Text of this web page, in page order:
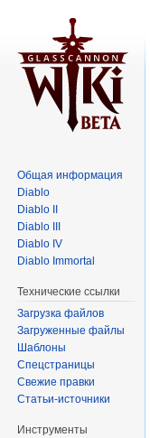
Общая информация
Diablo
Diablo II
Diablo III
Diablo IV
Diablo Immortal
Технические ссылки
Загрузка файлов
Загруженные файлы
Шаблоны
Спецстраницы
Свежие правки
Статьи-источники
Инструменты